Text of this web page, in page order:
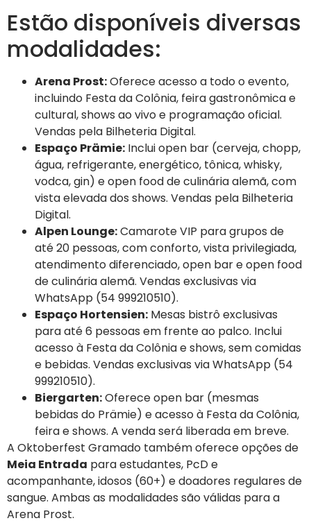
Estão disponíveis diversas
modalidades:
Arena Prost:Oferece acesso a todo o evento,
incluindo Festa da Colônia, feira gastronômica e
cultural, shows ao vivo e programação oficial.
Vendas pela Bilheteria Digital.
Espaço Prämie: Inclui open bar (cerveja, chopp,
água, refrigerante, energético, tônica, whisky,
vodca, gin) e open food de culinária alemã, com
vista elevada dos shows. Vendas pela Bilheteria
Digital.
Alpen Lounge:Camarote VIP para grupos de
até 20 pessoas, com conforto, vista privilegiada,
atendimento diferenciado, open bar e open food
de culinária alemã. Vendas exclusivas via
WhatsApp (54 999210510).
Espaço Hortensien: Mesas bistrô exclusivas
para até 6 pessoas em frente ao palco. Inclui
acesso à Festa da Colônia e shows, sem comidas
e bebidas. Vendas exclusivas via WhatsApp (54
999210510).
Biergarten:Oferece open bar (mesmas
bebidas do Prämie) e acesso à Festa da Colônia,
feira e shows. A venda será liberada em breve.
A Oktoberfest Gramado também oferece opções de
Meia Entrada para estudantes, PcD e
acompanhante, idosos (60+) e doadores regulares de
sangue. Ambas as modalidades são válidas para a
Arena Prost.